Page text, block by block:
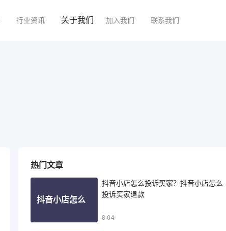
行业资讯 关于我们 加入我们 联系我们
热门文章
抖音小店怎么
抖音小店怎么投诉买家？抖音小店怎么
投诉买家退款
8-04